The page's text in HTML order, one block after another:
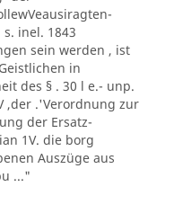
s. inel. 1843
sein werden , ist
in
des § . 30 l e.- unp.
,der .'Verordnung zur
der Ersatz-
1V. die borg
Auszüge aus
..."